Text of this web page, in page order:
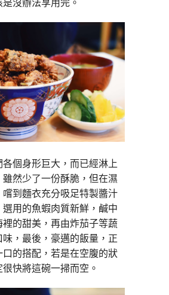
個身形巨大，而已經淋上
然少了一份酥脆，但在濕
到麵衣充分吸足特製醬汁
用的魚蝦肉質新鮮，鹹中
裡的甜美，再由炸茄子等蔬
，最後，豪邁的飯量，正
口的搭配，若是在空腹的狀
快將這碗一掃而空。